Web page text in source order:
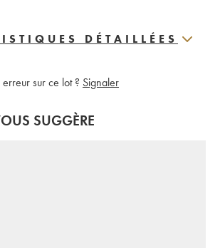
DÉTAILLÉES
sur ce lot ? Signaler
SUGGÈRE